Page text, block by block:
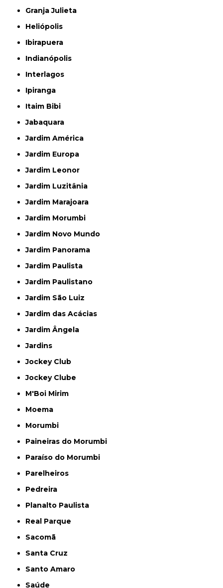
Granja Julieta
Heliópolis
Ibirapuera
Indianópolis
Interlagos
Ipiranga
Itaim Bibi
Jabaquara
Jardim América
Jardim Europa
Jardim Leonor
Jardim Luzitânia
Jardim Marajoara
Jardim Morumbi
Jardim Novo Mundo
Jardim Panorama
Jardim Paulista
Jardim Paulistano
Jardim São Luiz
Jardim das Acácias
Jardim Ângela
Jardins
Jockey Club
Jockey Clube
M'Boi Mirim
Moema
Morumbi
Paineiras do Morumbi
Paraíso do Morumbi
Parelheiros
Pedreira
Planalto Paulista
Real Parque
Sacomã
Santa Cruz
Santo Amaro
Saúde